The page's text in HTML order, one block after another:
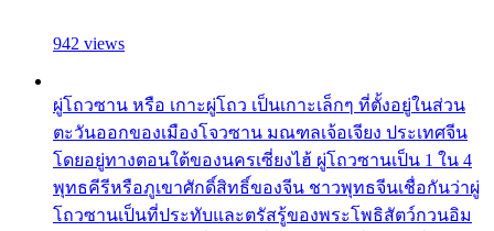
942 views
ผู่โถวซาน หรือ เกาะผู่โถว เป็นเกาะเล็กๆ ที่ตั้งอยู่ในส่วน
ตะวันออกของเมืองโจวซาน มณฑลเจ้อเจียง ประเทศจีน
โดยอยู่ทางตอนใต้ของนครเซี่ยงไฮ้ ผู่โถวซานเป็น 1 ใน 4
พุทธคีรีหรือภูเขาศักดิ์สิทธิ์ของจีน ชาวพุทธจีนเชื่อกันว่าผู่
โถวซานเป็นที่ประทับและตรัสรู้ของพระโพธิสัตว์กวนอิม